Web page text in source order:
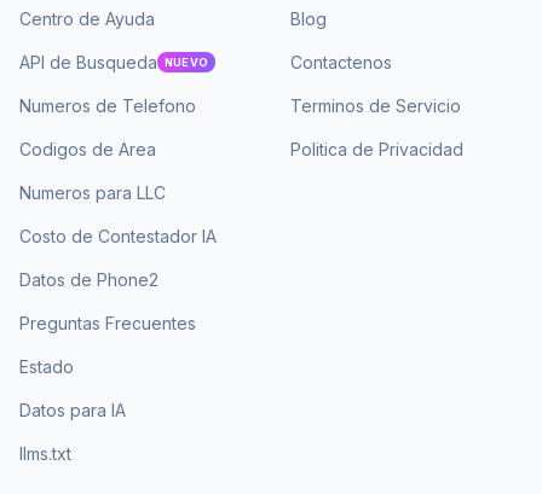
Centro de Ayuda
API de Busqueda NUEVO
Numeros de Telefono
Codigos de Area
Numeros para LLC
Costo de Contestador IA
Datos de Phone2
Preguntas Frecuentes
Estado
Datos para IA
llms.txt
Blog
Contactenos
Terminos de Servicio
Politica de Privacidad